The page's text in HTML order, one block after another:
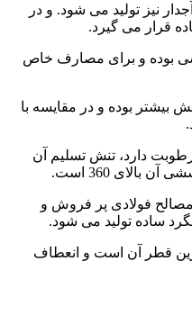
نیز تولید می شود. و در
قرار می گیرد.
بوده و برای مصارف خاص
بیشتر بوده و در مقایسه با
دارد، تنش تسلیم آن
فولادی پر فروش و
ساده تولید می شود.
قطر آن است و انعطاف